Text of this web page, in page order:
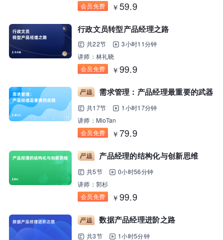
会员免费
￥ 59.9
行政文员转型产品经理之路
共22节
3小时11分钟
讲师：林礼晓
会员免费
￥ 99.9
需求管理：产品经理最重要的武器
共17节
1小时17分钟
讲师：MioTan
会员免费
￥ 79.9
产品经理的结构化与创新思维
共5节
0小时56分钟
讲师：郭杉
会员免费
￥ 99.9
数据产品经理进阶之路
共3节
1小时5分钟